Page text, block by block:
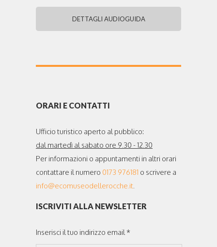
DETTAGLI AUDIOGUIDA
ORARI E CONTATTI
Ufficio turistico aperto al pubblico:
dal martedì al sabato ore 9.30 - 12.30
Per informazioni o appuntamenti in altri orari
contattare il numero 0173 976181 o scrivere a
info@ecomuseodellerocche.it.
ISCRIVITI ALLA NEWSLETTER
Inserisci il tuo indirizzo email *